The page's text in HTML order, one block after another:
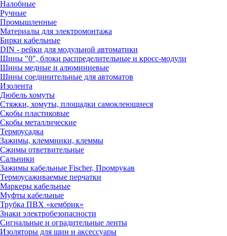
Налобные
Ручные
Промышленные
Материалы для электромонтажа
Бирки кабельные
DIN - рейки для модульной автоматики
Шины "0", блоки распределительные и кросс-модули
Шины медные и алюминиевые
Шины соединительные для автоматов
Изолента
Дюбель хомуты
Стяжки, хомуты, площадки самоклеющиеся
Скобы пластиковые
Скобы металлические
Термоусадка
Зажимы, клеммники, клеммы
Сжимы ответвительные
Сальники
Зажимы кабельные Fischer, Промрукав
Термоусаживаемые перчатки
Маркеры кабельные
Муфты кабельные
Трубка ПВХ «кембрик»
Знаки электробезопасности
Сигнальные и оградительные ленты
Изоляторы для шин и аксессуары